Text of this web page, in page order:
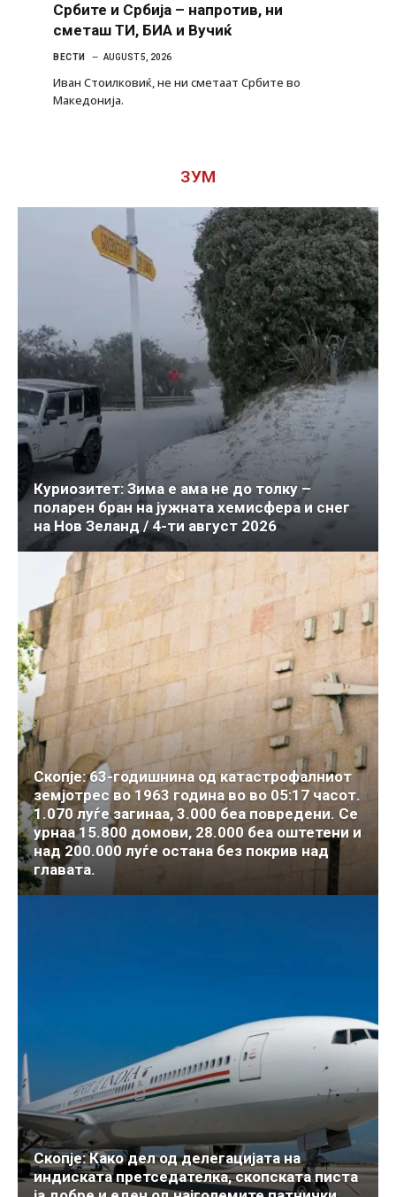
Србите и Србија – напротив, ни
сметаш ТИ, БИА и Вучиќ
ВЕСТИ AUGUST 5, 2026
Иван Стоилковиќ, не ни сметаат Србите во
Македонија.
ЗУМ
Куриозитет: Зима е ама не до толку –
поларен бран на јужната хемисфера и снег
на Нов Зеланд / 4-ти август 2026
Скопје: 63-годишнина од катастрофалниот
земјотрес во 1963 година во во 05:17 часот.
1.070 луѓе загинаа, 3.000 беа повредени. Се
урнаа 15.800 домови, 28.000 беа оштетени и
над 200.000 луѓе остана без покрив над
главата.
Скопје: Како дел од делегацијата на
индиската претседателка, скопската писта